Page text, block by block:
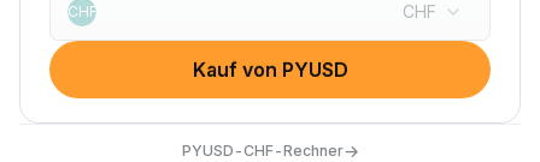
CHF CHF
Kauf von PYUSD
PYUSD-CHF-Rechner→